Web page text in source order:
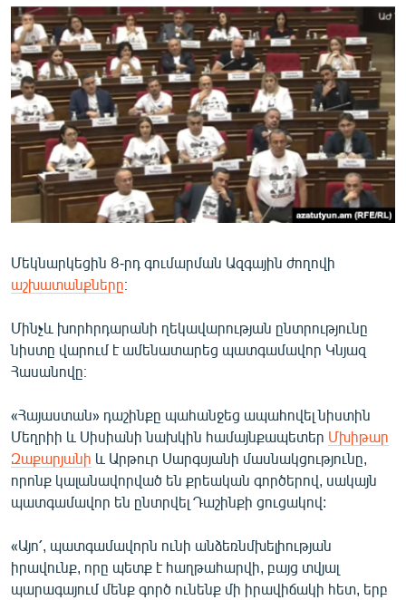
ՏԱՐԱԾԱՇՐՋԱՆ
ՄԻՋԱԶԳԱՅԻՆ
ՄՇԱԿՈՒՅԹ
ՍՊՈՐՏ
ՄԵԿՆԱԲԱՆՈՒԹՅՈՒՆ
ՏՏ ԵՒ ԻՆՏԵՐՆԵՏ
ԿՈՐՈՆԱՎԻՐՈՒՍ
ՏԵՍԱՆՅՈՒԹԵՐ
ՁԳՏԵԼՈՎ ԼԱՎԱԳՈՒՅՆԻՆ
ՓՈԴՔԱՍԹ
Հայերեն
English
Русский
Մեկնարկեցին 8-րդ գումարման Ազգային ժողովի
աշխատանքները։
Մինչև խորհրդարանի ղեկավարության ընտրությունը
նիստը վարում է ամենատարեց պատգամավոր Կնյազ
Հասանովը։
«Հայաստան» դաշինքը պահանջեց ապահովել նիստին
Մեղրիի և Սիսիանի նախկին համայնքապետեր Մխիթար
Զաքարյանի և Արթուր Սարգսյանի մասնակցությունը,
որոնք կալանավորված են քրեական գործերով, սակայն
պատգամավոր են ընտրվել Դաշինքի ցուցակով:
«Այո՛, պատգամավորն ունի անձեռնմխելիության
իրավունք, որը պետք է հաղթահարվի, բայց տվյալ
պարագայում մենք գործ ունենք մի իրավիճակի հետ, երբ